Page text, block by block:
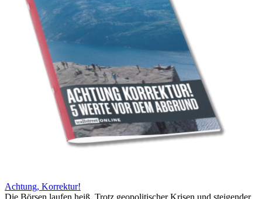
Achtung, Korrektur!
Die Börsen laufen heiß. Trotz geopolitischer Krisen und steigender